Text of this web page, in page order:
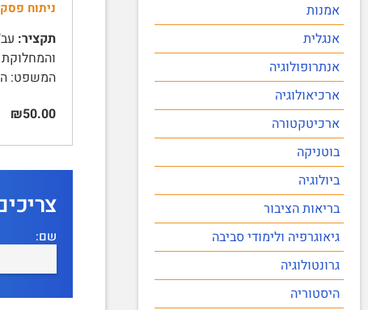
אמנות
אנגלית
אנתרופולוגיה
ארכיאולוגיה
ארכיטקטורה
בוטניקה
ביולוגיה
בריאות הציבור
גיאוגרפיה ולימודי סביבה
גרונטולוגיה
היסטוריה
ניתוח פסק
תקציר:
המשפט:
₪50.00
שם: